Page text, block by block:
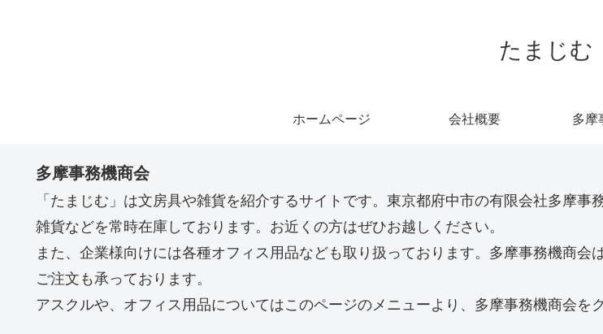
たまじむ
ホームページ 会社概要 多摩
多摩事務機商会
「たまじむ」は文房具や雑貨を紹介するサイトです。東京都府中市の有限会社多摩
雑貨などを常時在庫しております。お近くの方はぜひお越しください。
また、企業様向けには各種オフィス用品なども取り扱っております。多摩事務機商
ご注文も承っております。
アスクルや、オフィス用品についてはこのページのメニューより、多摩事務機商会を